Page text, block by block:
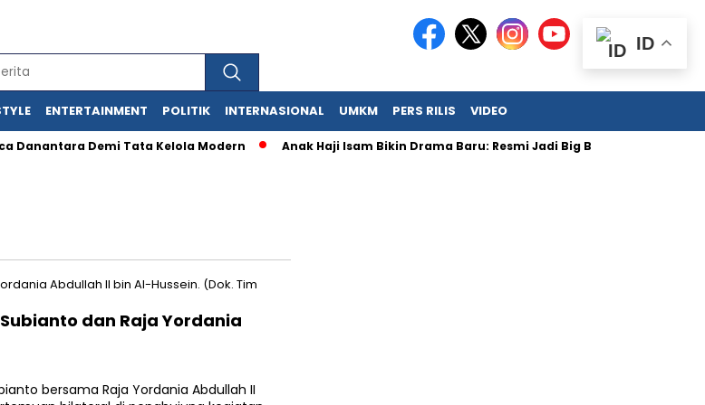
ENTERTAINMENT POLITIK INTERNASIONAL UMKM PERS RILIS VIDEO
Demi Tata Kelola Modern Anak Haji Isam Bikin Drama Baru: Resmi Jadi Big Boss KFC!
dan Raja Yordania
bersama Raja Yordania Abdullah II
ID